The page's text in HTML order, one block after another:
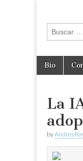
gestión de
personas,
talento e
Buscar:
Main menu
Skip to
Bio
La
byAndrés